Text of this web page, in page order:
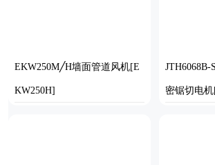
EKW250M╱H墙面管道风机[E
KW250H]
JTH6068B-
密锯切电机